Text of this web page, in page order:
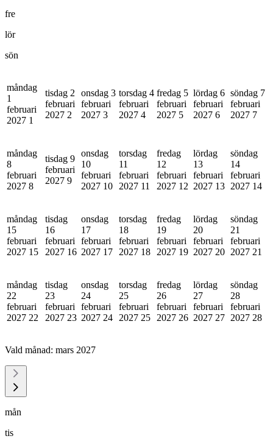
fre
lör
sön
måndag
1
februari
2027 1
tisdag 2
februari
2027 2
onsdag 3
februari
2027 3
torsdag 4
februari
2027 4
fredag 5
februari
2027 5
lördag 6
februari
2027 6
söndag 7
februari
2027 7
måndag
8
februari
2027 8
tisdag 9
februari
2027 9
onsdag
10
februari
2027 10
torsdag
11
februari
2027 11
fredag
12
februari
2027 12
lördag
13
februari
2027 13
söndag
14
februari
2027 14
måndag
15
februari
2027 15
tisdag
16
februari
2027 16
onsdag
17
februari
2027 17
torsdag
18
februari
2027 18
fredag
19
februari
2027 19
lördag
20
februari
2027 20
söndag
21
februari
2027 21
måndag
22
februari
2027 22
tisdag
23
februari
2027 23
onsdag
24
februari
2027 24
torsdag
25
februari
2027 25
fredag
26
februari
2027 26
lördag
27
februari
2027 27
söndag
28
februari
2027 28
Vald månad: mars 2027
mån
tis